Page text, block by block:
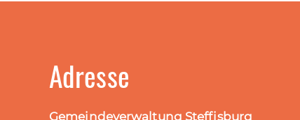
Adresse
Gemeindeverwaltung Steffisburg